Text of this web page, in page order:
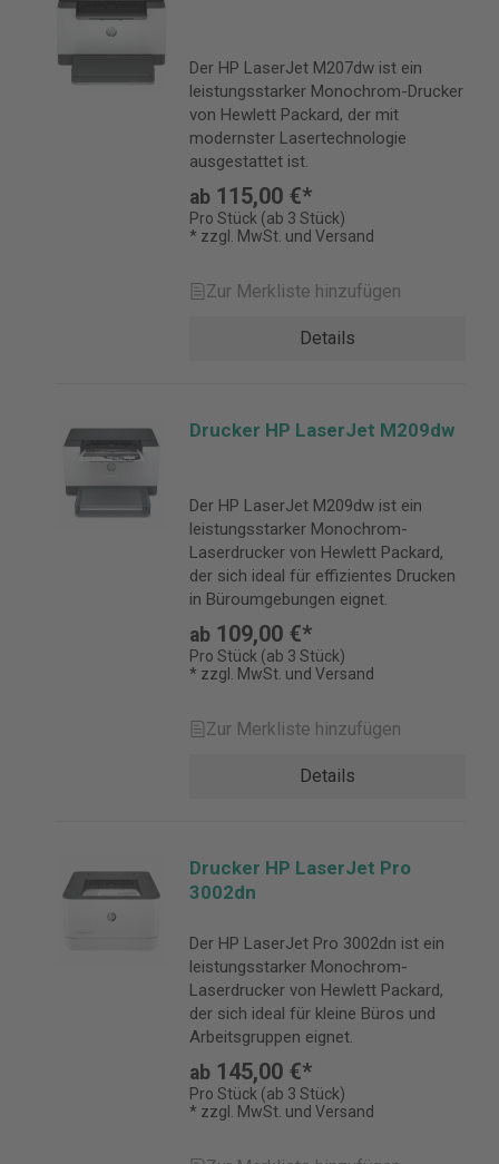
Der HP LaserJet M207dw ist ein
leistungsstarker Monochrom-Drucker
von Hewlett Packard, der mit
modernster Lasertechnologie
ausgestattet ist.
ab 115,00 €*
Pro Stück (ab 3 Stück)
* zzgl. MwSt. und Versand
Zur Merkliste hinzufügen
Details
Drucker HP LaserJet M209dw
Der HP LaserJet M209dw ist ein
leistungsstarker Monochrom-
Laserdrucker von Hewlett Packard,
der sich ideal für effizientes Drucken
in Büroumgebungen eignet.
ab 109,00 €*
Pro Stück (ab 3 Stück)
* zzgl. MwSt. und Versand
Zur Merkliste hinzufügen
Details
Drucker HP LaserJet Pro
3002dn
Der HP LaserJet Pro 3002dn ist ein
leistungsstarker Monochrom-
Laserdrucker von Hewlett Packard,
der sich ideal für kleine Büros und
Arbeitsgruppen eignet.
ab 145,00 €*
Pro Stück (ab 3 Stück)
* zzgl. MwSt. und Versand